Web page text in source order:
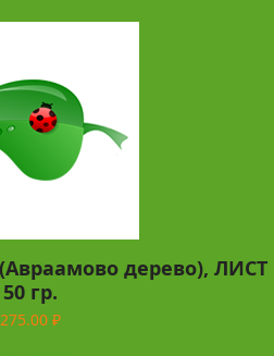
дерево), ЛИСТ
50 гр.
275.00 ₽